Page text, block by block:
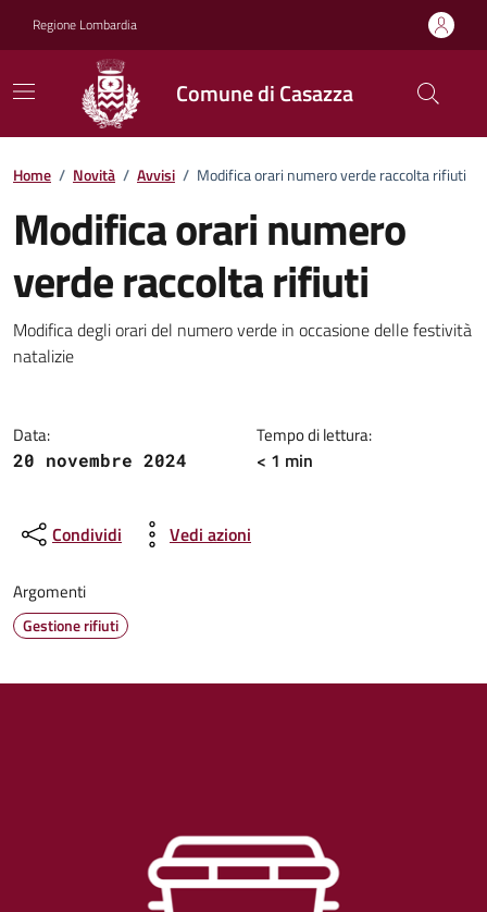
Regione Lombardia
Comune di Casazza
Home / Novità / Avvisi / Modifica orari numero verde raccolta rifiuti
Modifica orari numero
verde raccolta rifiuti
Dettagli della notizia
Modifica degli orari del numero verde in occasione delle festività
natalizie
Data:
20 novembre 2024
Tempo di lettura:
< 1 min
Condividi Vedi azioni
Argomenti
Gestione rifiuti